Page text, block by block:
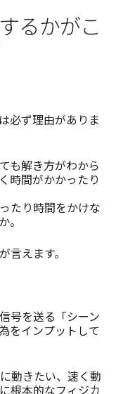
るかがこ
必ず理由がありま
も解き方がわから
時間がかかったり
たり時間をかけな
。
言えます。
号を送る「シーン
をインプットして
動きたい、速く動
根本的なフィジカ